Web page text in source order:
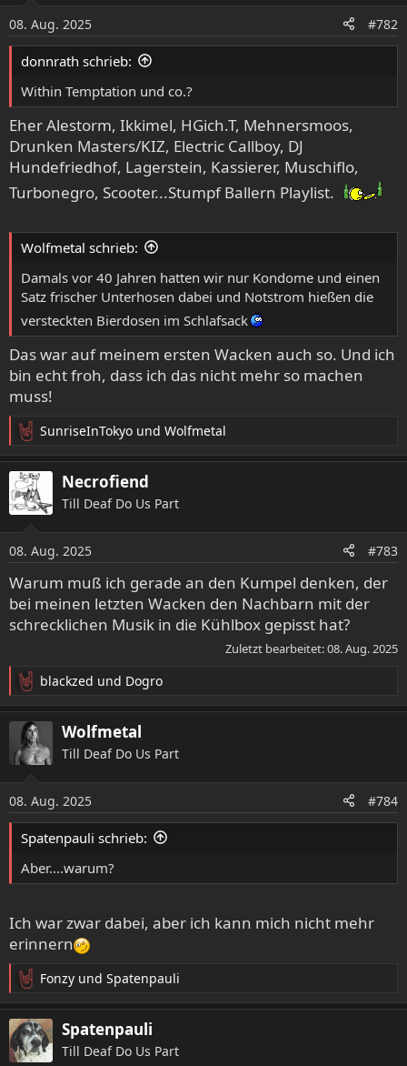
n
e
n
08. Aug. 2025 #782
donnrath schrieb:
Within Temptation und co.?
Eher Alestorm, Ikkimel, HGich.T, Mehnersmoos,
Drunken Masters/KIZ, Electric Callboy, DJ
Hundefriedhof, Lagerstein, Kassierer, Muschiflo,
Turbonegro, Scooter...Stumpf Ballern Playlist.
Wolfmetal schrieb:
Damals vor 40 Jahren hatten wir nur Kondome und einen
Satz frischer Unterhosen dabei und Notstrom hießen die
versteckten Bierdosen im Schlafsack
Das war auf meinem ersten Wacken auch so. Und ich
bin echt froh, dass ich das nicht mehr so machen
muss!
R
e
a
k
t
n
e
n
:
SunriseInTokyo und Wolfmetal
Necrofiend
Till Deaf Do Us Part
08. Aug. 2025 #783
Warum muß ich gerade an den Kumpel denken, der
bei meinen letzten Wacken den Nachbarn mit der
schrecklichen Musik in die Kühlbox gepisst hat?
Zuletzt bearbeitet:08. Aug. 2025
R
e
a
t
n
e
n
blackzed und Dogro
Wolfmetal
Till Deaf Do Us Part
08. Aug. 2025 #784
Spatenpauli schrieb:
Aber....warum?
Ich war zwar dabei, aber ich kann mich nicht mehr
erinnern
R
e
a
k
t
Fonzy und Spatenpauli
Spatenpauli
Till Deaf Do Us Part